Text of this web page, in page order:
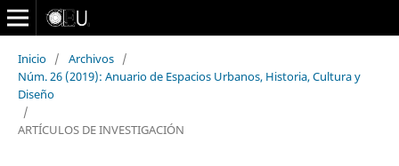
Inicio / Archivos /
Núm. 26 (2019): Anuario de Espacios Urbanos, Historia, Cultura y
Diseño
/
ARTÍCULOS DE INVESTIGACIÓN